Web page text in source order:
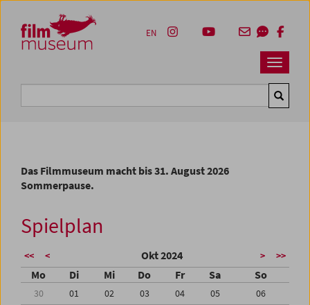
Zum Inhalt
Zum Hauptmenü
Zur Servicenavigation
Zum Suche
Navbar
EN
Das Filmmuseum macht bis 31. August 2026
Sommerpause.
Spielplan
<< < Okt 2024 > >>
Mo Di Mi Do Fr Sa So
30 01 02 03 04 05
06